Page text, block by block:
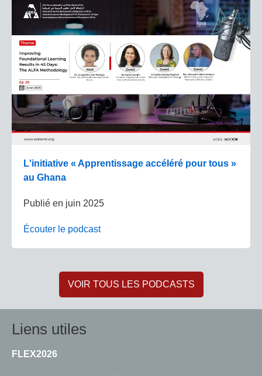
L'initiative « Apprentissage accéléré pour tous »
au Ghana
Publié en juin 2025
Écouter le podcast
VOIR TOUS LES PODCASTS
Liens utiles
FLEX2026